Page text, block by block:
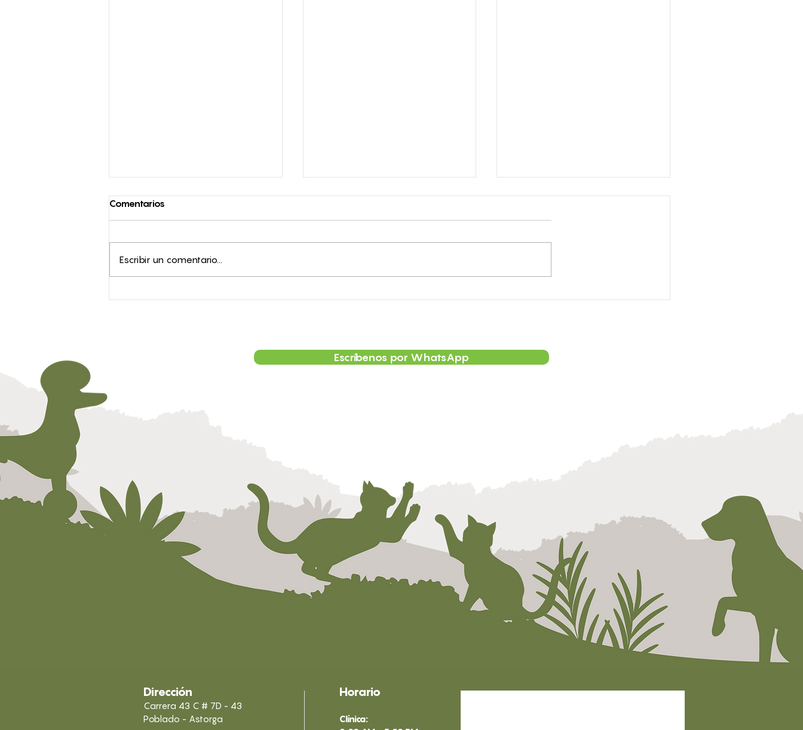
Comentarios
Escribir un comentario...
Escríbenos por WhatsApp
Dirección
Carrera 43 C # 7D - 43
Poblado - Astorga
Horario
Clínica: